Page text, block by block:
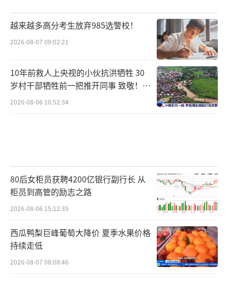
越来越多高分考生放弃985选警校！
2026-08-07 09:02:21
10年前救人上央视的小伙抗洪牺牲 30
岁村干部牺牲前一把推开同事 致敬！送
别！
2026-08-06 10:52:34
80后女柜员获聘4200亿银行副行长 从
柜员到高管的励志之路
2026-08-06 15:12:35
西瓜鸭梨巨峰葡萄大降价 夏季水果价格
持续走低
2026-08-07 08:08:46